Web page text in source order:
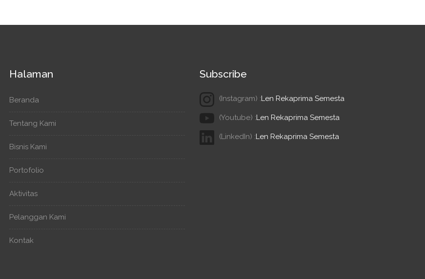
Halaman
Beranda
Tentang Kami
Bisnis Kami
Portofolio
Aktivitas
Pelanggan Kami
Kontak
Subscribe
(Instagram) :Len Rekaprima Semesta
(Youtube) :Len Rekaprima Semesta
(LinkedIn) :Len Rekaprima Semesta